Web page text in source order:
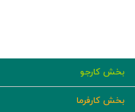
بخش کارجو
بخش کارفرما